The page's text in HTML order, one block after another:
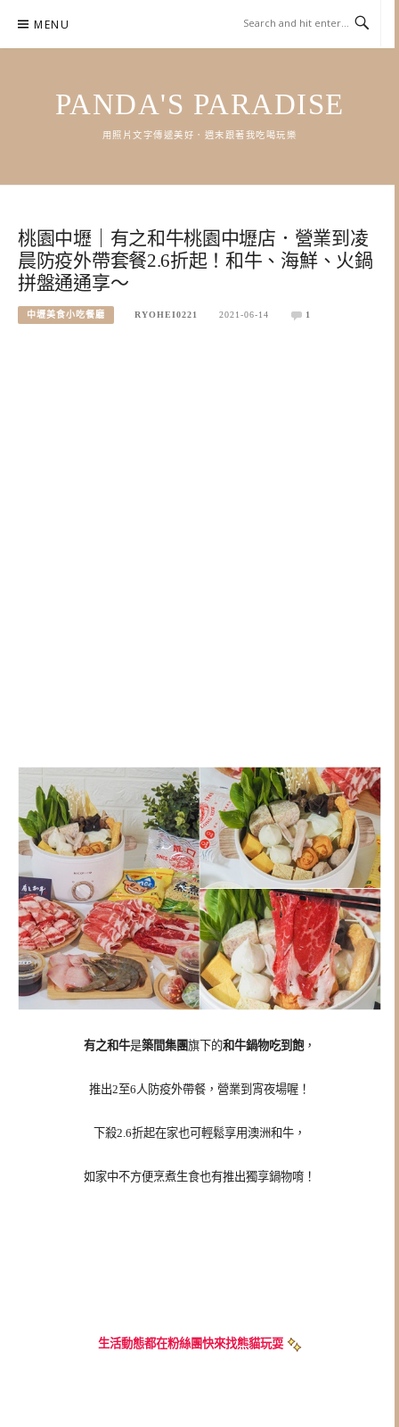
content
MENU
PANDA'S PARADISE
用照片文字傳遞美好．週末跟著我吃喝玩樂
桃園中壢｜有之和牛桃園中壢店．營業到凌
晨防疫外帶套餐2.6折起！和牛、海鮮、火鍋
拼盤通通享～
中壢美食小吃餐廳 RYOHEI0221 2021-06-14 1
有之和牛是築間集團旗下的和牛鍋物吃到飽，
推出2至6人防疫外帶餐，營業到宵夜場喔！
下殺2.6折起在家也可輕鬆享用澳洲和牛，
如家中不方便烹煮生食也有推出獨享鍋物唷！
生活動態都在粉絲團快來找熊貓玩耍